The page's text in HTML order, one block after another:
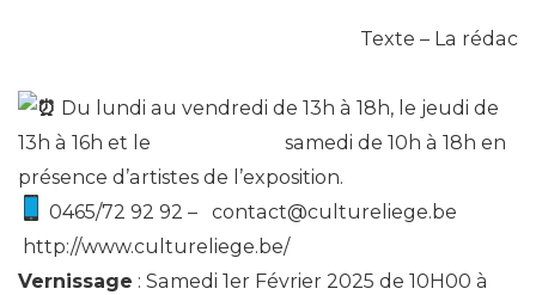
Texte – La rédac
Du lundi au vendredi de 13h à 18h, le jeudi de
13h à 16h et le samedi de 10h à 18h en
présence d’artistes de l’exposition.
0465/72 92 92 –
contact@cultureliege.be
http://www.cultureliege.be/
Vernissage : Samedi 1er Février 2025 de 10H00 à